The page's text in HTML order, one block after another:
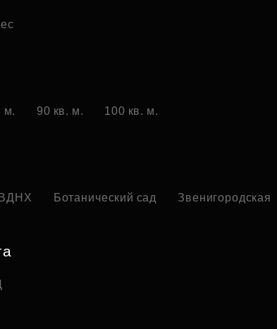
м. 90 кв. м. 100 кв. м.
ВДНХ Ботанический сад Звенигородская